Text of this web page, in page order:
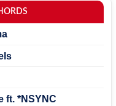
ft. *NSYNC